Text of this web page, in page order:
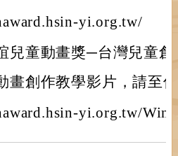
yi.org.tw/
兒童動畫獎─台灣兒童
畫創作教學影片，請至
yi.org.tw/